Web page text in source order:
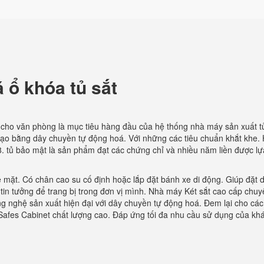
ổ khóa tủ sắt
văn phòng là mục tiêu hàng đầu của hệ thống nhà máy sản xuất
bằng dây chuyền tự động hoá. Với những các tiêu chuẩn khắt khe.
tủ bảo mật là sản phẩm đạt các chứng chỉ và nhiều năm liền được
Có chân cao su cố định hoặc lắp đặt bánh xe di động. Giúp đặt
tưởng để trang bị trong đơn vị mình. Nhà máy Két sắt cao cấp
nghệ sản xuất hiện đại với dây chuyền tự động hoá. Đem lại cho
Cabinet chất lượng cao. Đáp ứng tối đa nhu cầu sử dụng của